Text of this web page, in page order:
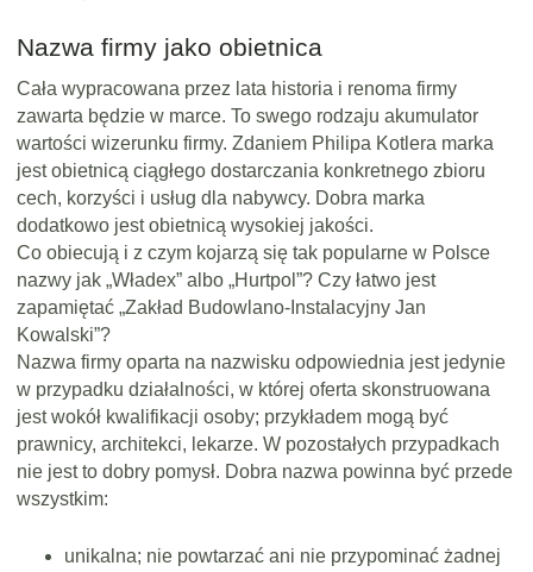
Nazwa firmy jako obietnica
Cała wypracowana przez lata historia i renoma firmy
zawarta będzie w marce. To swego rodzaju akumulator
wartości wizerunku firmy. Zdaniem Philipa Kotlera marka
jest obietnicą ciągłego dostarczania konkretnego zbioru
cech, korzyści i usług dla nabywcy. Dobra marka
dodatkowo jest obietnicą wysokiej jakości.
Co obiecują i z czym kojarzą się tak popularne w Polsce
nazwy jak „Władex” albo „Hurtpol”? Czy łatwo jest
zapamiętać „Zakład Budowlano-Instalacyjny Jan
Kowalski”?
Nazwa firmy oparta na nazwisku odpowiednia jest jedynie
w przypadku działalności, w której oferta skonstruowana
jest wokół kwalifikacji osoby; przykładem mogą być
prawnicy, architekci, lekarze. W pozostałych przypadkach
nie jest to dobry pomysł. Dobra nazwa powinna być przede
wszystkim:
unikalna; nie powtarzać ani nie przypominać żadnej